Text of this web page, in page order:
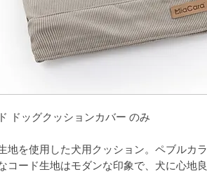
ドッグクッションカバー のみ
地を使用した犬用クッション。ペブルカ
コード生地はモダンな印象で、犬に心地